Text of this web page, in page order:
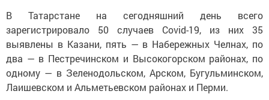
В Татарстане на сегодняшний день всего
зарегистрировало 50 случаев Covid-19, из них 35
выявлены в Казани, пять — в Набережных Челнах, по
два — в Пестречинском и Высокогорском районах, по
одному — в Зеленодольском, Арском, Бугульминском,
Лаишевском и Альметьевском районах и Перми.